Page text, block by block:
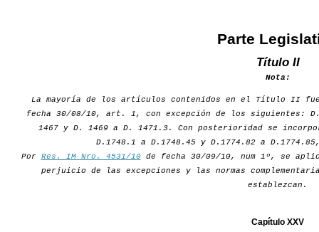
Parte
Título II
Nota:
La mayoría de los artículos contenidos en el Título II
fecha 30/08/10, art. 1, con excepción de los siguientes:
1467 y D. 1469 a D. 1471.3. Con posterioridad se
D.1748.1 a D.1748.45 y D.1774.82 a
Por Res. IM Nro. 4531/10de fecha 30/09/10, num 1º, se
perjuicio de las excepciones y las normas
establezcan.
Capítulo XXV